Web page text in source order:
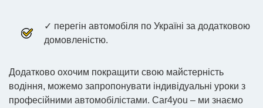
✓ перегін автомобіля по Україні за додатковою
домовленістю.
Додатково охочим покращити свою майстерність
водіння, можемо запропонувати індивідуальні уроки з
професійними автомобілістами. Сar4you – ми знаємо